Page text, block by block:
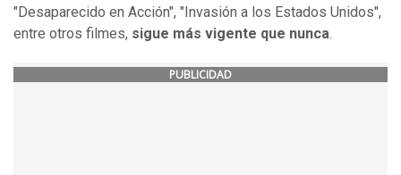
"Desaparecido en Acción", "Invasión a los Estados Unidos",
entre otros filmes, sigue más vigente que nunca
PUBLICIDAD